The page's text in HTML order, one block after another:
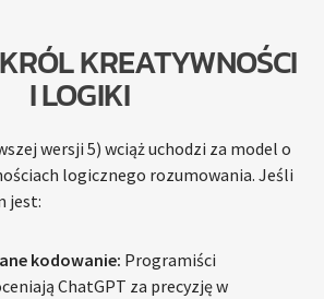
KREATYWNOŚCI
I LOGIKI
wersji 5) wciąż uchodzi za model o
logicznego rozumowania. Jeśli
jest:
kodowanie: Programiści
ChatGPT za precyzję w